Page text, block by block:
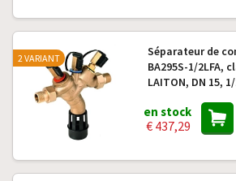
Séparateur de
BA295S-1/2LFA,
LAITON, DN 15,
en stock
€ 437,29
2 VARIANT